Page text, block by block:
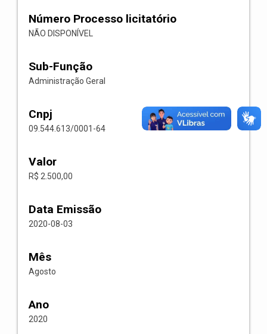
Número Processo licitatório
NÃO DISPONÍVEL
Sub-Função
Administração Geral
Cnpj
09.544.613/0001-64
Valor
R$ 2.500,00
Data Emissão
2020-08-03
Mês
Agosto
Ano
2020